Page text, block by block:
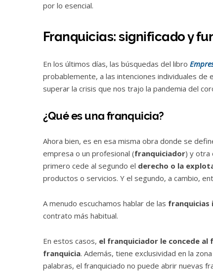
por lo esencial.
Franquicias: significado y
En los últimos días, las búsquedas del libro
probablemente, a las intenciones individuales de
superar la crisis que nos trajo la pandemia del
¿Qué es una franquicia?
Ahora bien, es en esa misma obra donde se
empresa o un profesional (franquiciador) y otra
primero cede al segundo el derecho o la
productos o servicios. Y el segundo, a cambio,
A menudo escuchamos hablar de las franquicias
contrato más habitual.
En estos casos, el franquiciador le concede al
franquicia. Además, tiene exclusividad en la
palabras, el franquiciado no puede abrir nuevas